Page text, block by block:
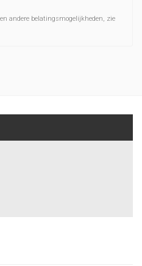
andere belatingsmogelijkheden, zie